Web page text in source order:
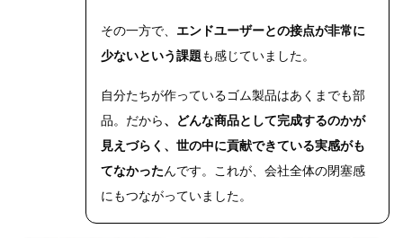
その一方で、 エンドユーザーとの接点が非常に
少ないという課題も感じていました。
自分たちが作っているゴム製品はあくまでも部
品。だから、どんな商品として完成するのかが
見えづらく、世の中に貢献できている実感がも
てなかったんです。これが、会社全体の閉塞感
にもつながっていました。